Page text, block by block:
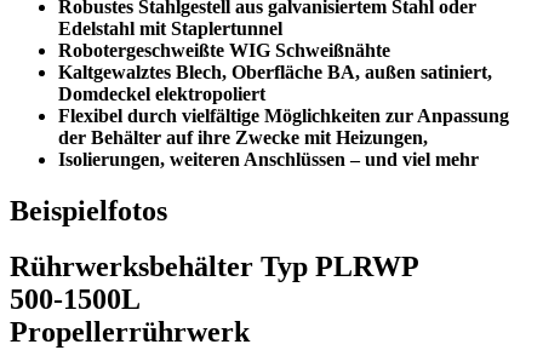
Robustes Stahlgestell aus galvanisiertem Stahl oder
Edelstahl mit Staplertunnel
Robotergeschweißte WIG Schweißnähte
Kaltgewalztes Blech, Oberfläche BA, außen satiniert,
Domdeckel elektropoliert
Flexibel durch vielfältige Möglichkeiten zur Anpassung
der Behälter auf ihre Zwecke mit Heizungen,
Isolierungen, weiteren Anschlüssen – und viel mehr
Beispielfotos
Rührwerksbehälter Typ PLRWP
500-1500L
Propellerrührwerk